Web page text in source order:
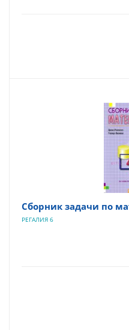
Сборник задачи по
РЕГАЛИЯ 6